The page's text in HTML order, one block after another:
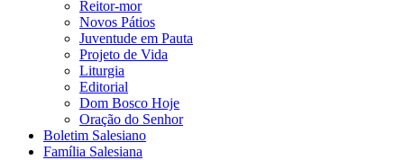
Reitor-mor
Novos Pátios
Juventude em Pauta
Projeto de Vida
Liturgia
Editorial
Dom Bosco Hoje
Oração do Senhor
Boletim Salesiano
Família Salesiana